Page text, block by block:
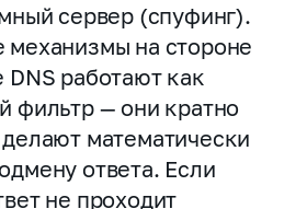
сервер (спуфинг).
на стороне
работают как
фильтр — они кратно
математически
ответа. Если
не проходит